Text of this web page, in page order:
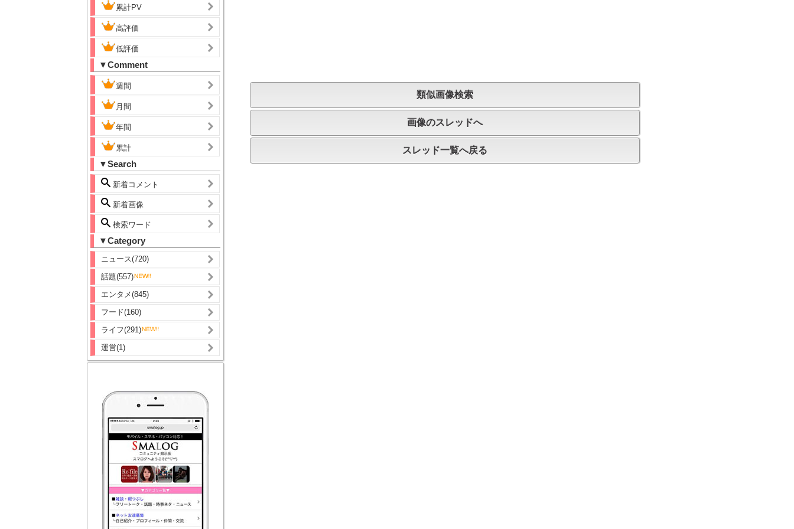
累計PV
高評価
低評価
▼Comment
週間
月間
年間
累計
▼Search
新着コメント
新着画像
検索ワード
▼Category
ニュース(720)
話題(557)
エンタメ(845)
フード(160)
ライフ(291)
運営(1)
類似画像検索
画像のスレッドへ
スレッド一覧へ戻る